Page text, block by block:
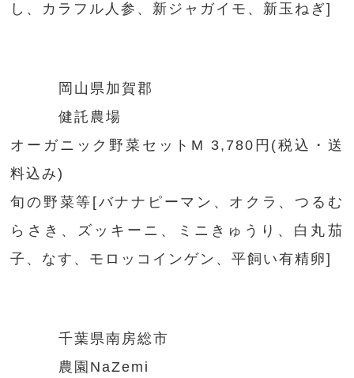
し、カラフル人参、新ジャガイモ、新玉ねぎ]
岡山県加賀郡
健託農場
オーガニック野菜セットM 3,780円(税込・送
料込み)
旬の野菜等[バナナピーマン、オクラ、つるむ
らさき、ズッキーニ、ミニきゅうり、白丸茄
子、なす、モロッコインゲン、平飼い有精卵]
千葉県南房総市
農園NaZemi